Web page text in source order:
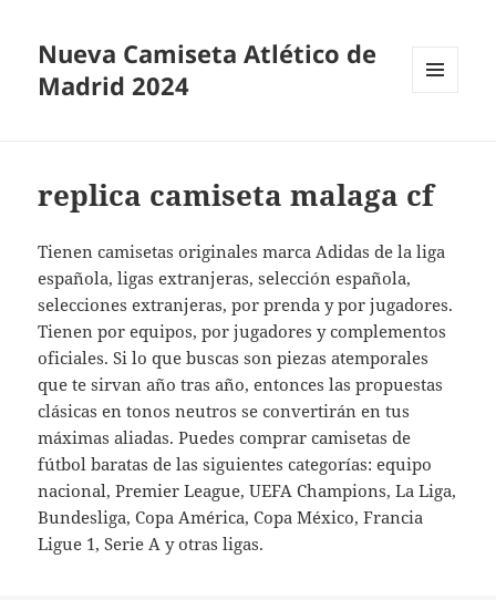
Nueva Camiseta Atlético de
Madrid 2024
replica camiseta malaga cf
Tienen camisetas originales marca Adidas de la liga
española, ligas extranjeras, selección española,
selecciones extranjeras, por prenda y por jugadores.
Tienen por equipos, por jugadores y complementos
oficiales. Si lo que buscas son piezas atemporales
que te sirvan año tras año, entonces las propuestas
clásicas en tonos neutros se convertirán en tus
máximas aliadas. Puedes comprar camisetas de
fútbol baratas de las siguientes categorías: equipo
nacional, Premier League, UEFA Champions, La Liga,
Bundesliga, Copa América, Copa México, Francia
Ligue 1, Serie A y otras ligas.